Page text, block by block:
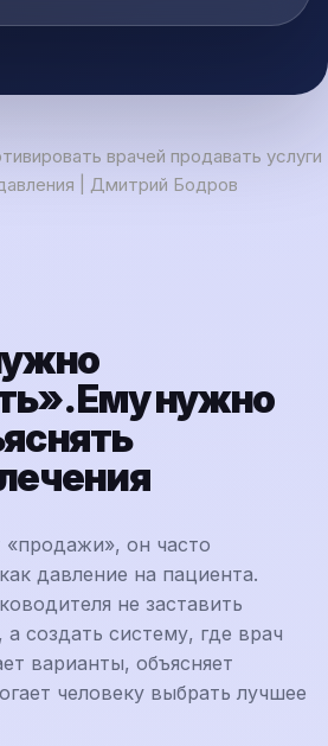
врачей продавать услуги
| Дмитрий Бодров
Ему нужно
он часто
давление на пациента.
не заставить
создать систему, где врач
варианты, объясняет
человеку выбрать лучшее